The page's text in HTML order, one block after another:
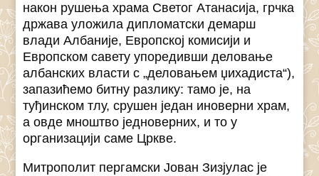
након рушења храма Светог Атанасија, грчка
држава уложила дипломатски демарш
влади Албаније, Европској комисији и
Европском савету упоредивши деловање
албанских власти с „деловањем џихадиста“),
запазићемо битну разлику: тамо је, на
туђинском тлу, срушен један иноверни храм,
а овде мноштво једноверних, и то у
организацији саме Цркве.
Митрополит пергамски Јован Зизјулас је